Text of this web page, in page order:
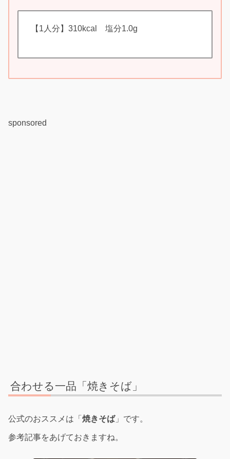
【1人分】310kcal 塩分1.0g
sponsored
合わせる一品「焼きそば」
公式のおススメは「 焼きそば」です。
参考記事をあげておきますね。